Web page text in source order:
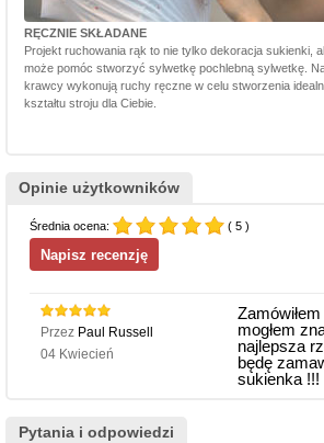
RĘCZNIE SKŁADANE
Projekt ruchowania rąk to nie tylko dekoracja sukienki,
może pomóc stworzyć sylwetkę pochlebną sylwetkę.
krawcy wykonują ruchy ręczne w celu stworzenia
kształtu stroju dla Ciebie.
Opinie użytkowników
Średnia ocena: ( 5 )
Przez Paul Russell
04 Kwiecień
mogłem
najlepsza
będę
sukienka !!!
Pytania i odpowiedzi